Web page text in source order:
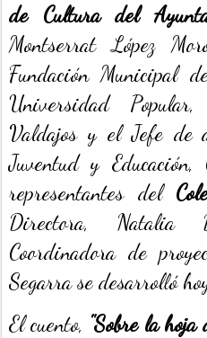
de Cultura del
Montserrat López
Fundación Municipal
Universidad
Valdajos y el Jefe de
Juventud y
representantes del
Directora,
Coordinadora de
Segarra se desarrolló
El cuento, "Sobre la hoja